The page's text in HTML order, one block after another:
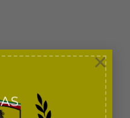
×
posterior
los brazos y la